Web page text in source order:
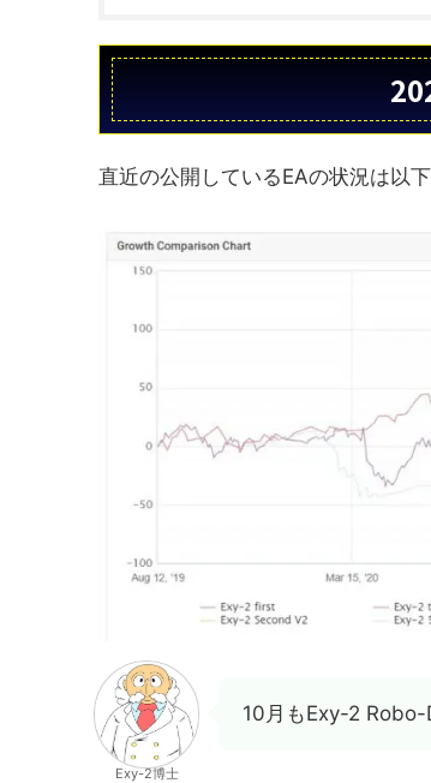
直近の公開しているEAの状況は以下
Exy-2博士
10月もExy-2 Robo-